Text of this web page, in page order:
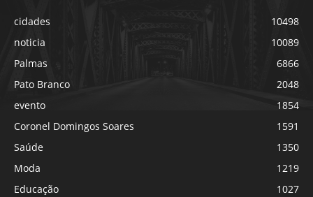
cidades
10498
noticia
10089
Palmas
6866
Pato Branco
2048
evento
1854
Coronel Domingos Soares
1591
Saúde
1350
Moda
1219
Educação
1027